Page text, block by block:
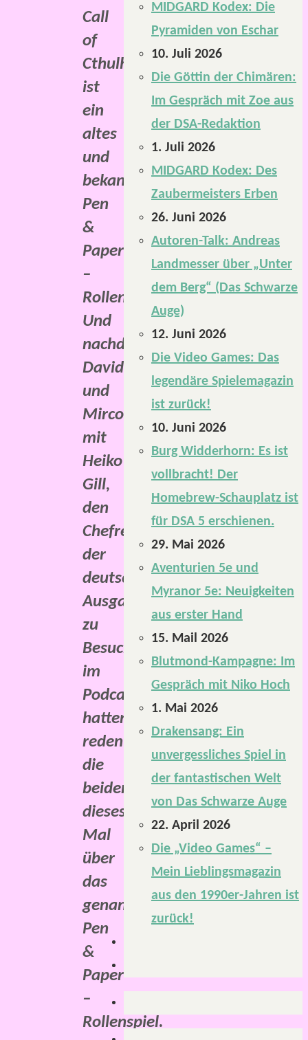
Call
of
Cthulhu
ist
ein
altes
und
bekanntes
Pen
&
Paper
–
Rollenspiel.
Und
nachdem
David
und
Mirco
mit
Heiko
Gill,
den
Chefredakteur
der
deutschsprachigen
Ausgabe,
zu
Besuch
im
Podcast
hatten,
reden
die
beiden
dieses
Mal
über
das
genannte
Pen
&
Paper
–
Rollenspiel.
MIDGARD Kodex: Die
Pyramiden von Eschar
10. Juli 2026
Die Göttin der Chimären:
Im Gespräch mit Zoe aus
der DSA-Redaktion
1. Juli 2026
MIDGARD Kodex: Des
Zaubermeisters Erben
26. Juni 2026
Autoren-Talk: Andreas
Landmesser über „Unter
dem Berg“ (Das Schwarze
Auge)
12. Juni 2026
Die Video Games: Das
legendäre Spielemagazin
ist zurück!
10. Juni 2026
Burg Widderhorn: Es ist
vollbracht! Der
Homebrew-Schauplatz ist
für DSA 5 erschienen.
29. Mai 2026
Aventurien 5e und
Myranor 5e: Neuigkeiten
aus erster Hand
15. Mail 2026
Blutmond-Kampagne: Im
Gespräch mit Niko Hoch
1. Mai 2026
Drakensang: Ein
unvergessliches Spiel in
der fantastischen Welt
von Das Schwarze Auge
22. April 2026
Die „Video Games“ –
Mein Lieblingsmagazin
aus den 1990er-Jahren ist
zurück!